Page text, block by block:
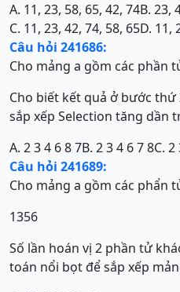
A. 11, 23, 58, 65, 42, 74B. 23,
C. 11, 23, 42, 74, 58, 65D. 11,
Câu hỏi 241686:
Cho mảng a gồm các phần
Cho biết kết quả ở bước
sắp xếp Selection tăng dần
A. 2 3 4 6 8 7B. 2 3 4 6 7 8C. 2
Câu hỏi 241689:
Cho mảng a gồm các phẩn
1356
Số lần hoán vị 2 phần tử
toán nổi bọt để sắp xếp